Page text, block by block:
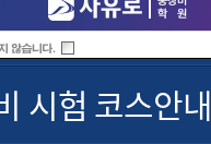
운전기능사
시험 코스안내